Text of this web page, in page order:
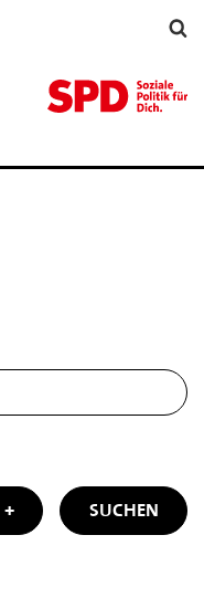
SUCHEN